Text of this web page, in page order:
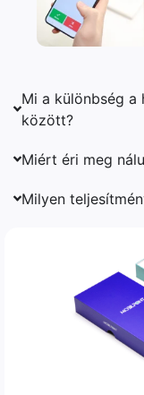
Mi a különbség a
között?
Miért éri meg
Milyen